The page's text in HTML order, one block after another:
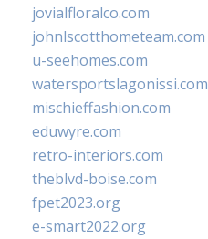
jovialfloralco.com
johnlscotthometeam.com
u-seehomes.com
watersportslagonissi.com
mischieffashion.com
eduwyre.com
retro-interiors.com
theblvd-boise.com
fpet2023.org
e-smart2022.org